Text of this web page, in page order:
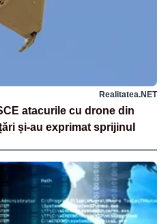
Realitatea.NET
atacurile cu drone din
și-au exprimat sprijinul